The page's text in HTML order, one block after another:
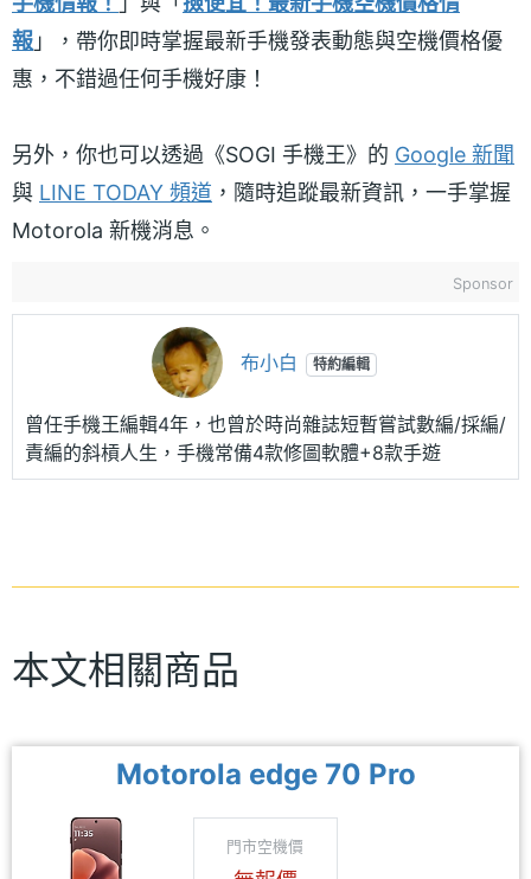
報 」，帶你即時掌握最新手機發表動態與空機價格優
惠，不錯過任何手機好康！
另外，你也可以透過《SOGI 手機王》的 Google 新聞
與 LINE TODAY 頻道 ，隨時追蹤最新資訊，一手掌握
Motorola 新機消息。
Sponsor
布小白 特約編輯
曾任手機王編輯4年，也曾於時尚雜誌短暫嘗試數編/採編/
責編的斜槓人生，手機常備4款修圖軟體+8款手遊
本文相關商品
Motorola edge 70 Pro
門市空機價